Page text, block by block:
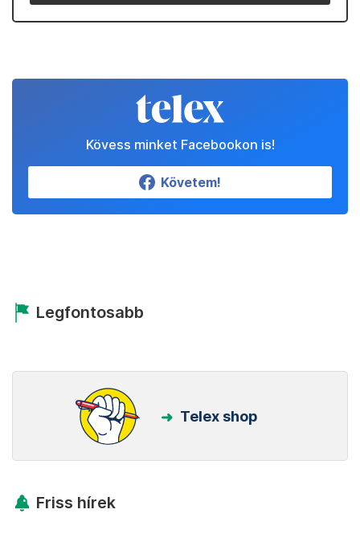
Kövess minket Facebookon is!
Követem!
Legfontosabb
Telex shop
Friss hírek